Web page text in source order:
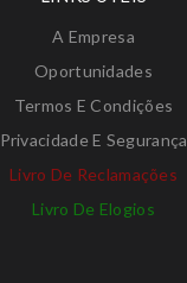
A Empresa
Oportunidades
Termos E Condições
Privacidade E Segurança
Livro De Reclamações
Livro De Elogios